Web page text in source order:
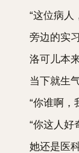
“这位病人，
旁边的实习
洛可儿本来
当下就生气
“你谁啊，我
“你这人好奇
她还是医科